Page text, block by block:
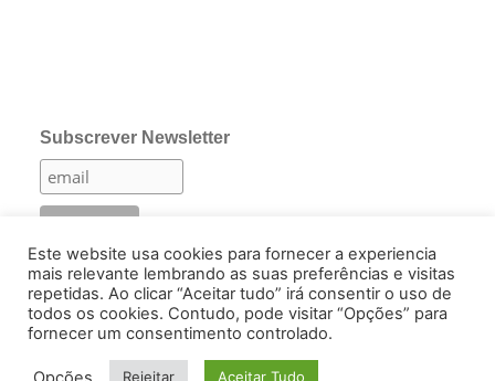
Subscrever Newsletter
Pesquisar
Este website usa cookies para fornecer a experiencia
mais relevante lembrando as suas preferências e visitas
repetidas. Ao clicar “Aceitar tudo” irá consentir o uso de
todos os cookies. Contudo, pode visitar “Opções” para
fornecer um consentimento controlado.
Rejeitar Aceitar Tudo